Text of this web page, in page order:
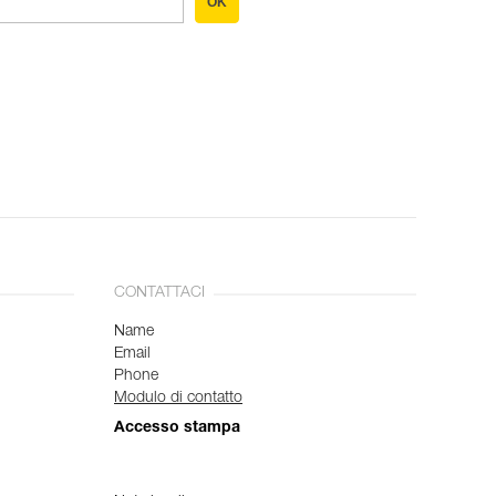
CONTATTACI
Name
Email
Phone
Modulo di contatto
Accesso stampa